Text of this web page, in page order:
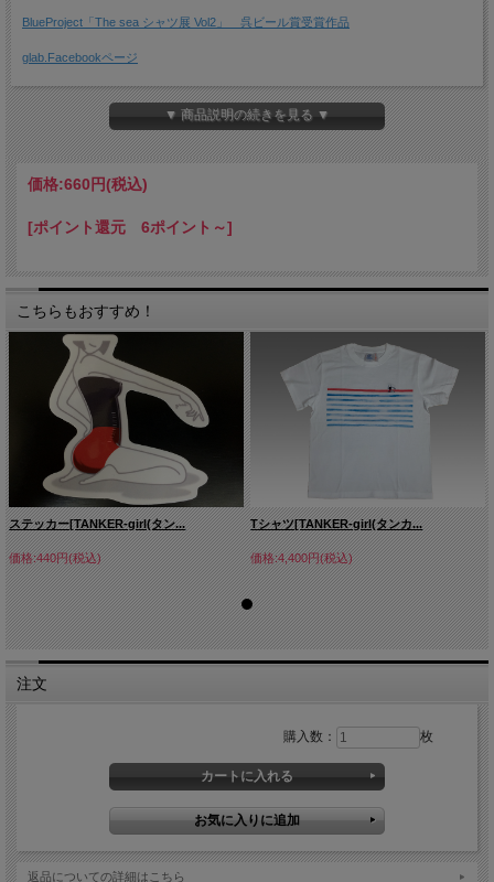
BlueProject「The sea シャツ展 Vol2」 呉ビール賞受賞作品
glab.Facebookページ
大きさ：約33cm×33cm
素材：綿100%
▼ 商品説明の続きを見る ▼
価格:660円(税込)
[ポイント還元 6ポイント～]
こちらもおすすめ！
ステッカー[TANKER-girl(タン...
価格:440円(税込)
Tシャツ[TANKER-girl(タンカ...
価格:4,400円(税込)
注文
購入数： 枚
返品についての詳細はこちら